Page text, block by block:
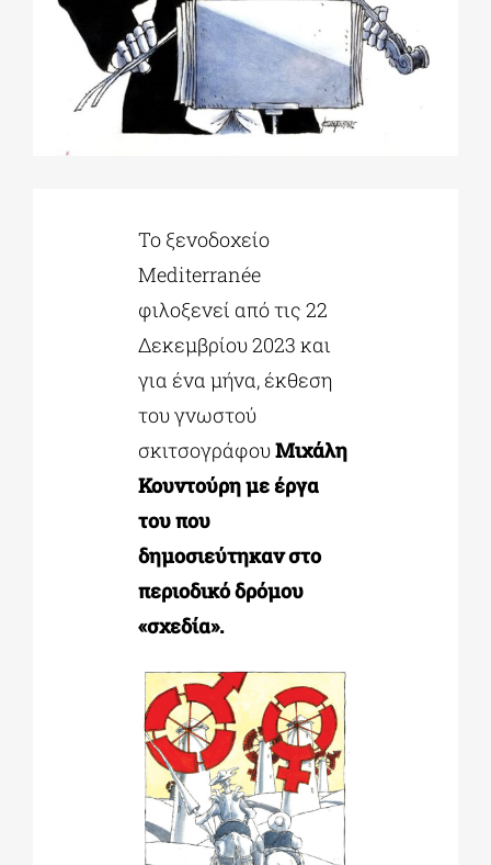
ΔΙΔΑΚΤΟΡΙΚΑ
ΕΚΠΑΙΔΕΥΤΙΚΑ ΙΔΡΥΜΑΤΑ
Το ξενοδοχείο
Mediterranée
φιλοξενεί από τις 22
Δεκεμβρίου 2023 και
για ένα μήνα, έκθεση
του γνωστού
σκιτσογράφουΜιχάλη
Κουντούρη με έργα
του που
δημοσιεύτηκαν στο
περιοδικό δρόμου
«σχεδία».